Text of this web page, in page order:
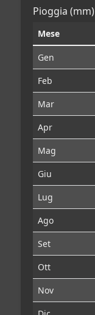
Pioggia (mm)
Mese
Gen
Feb
Mar
Apr
Mag
Giu
Lug
Ago
Set
Ott
Nov